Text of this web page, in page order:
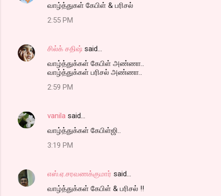
வாழ்த்துகள் கேபிள் & பரிசல்
2:55 PM
சில்க் சதிஷ் said…
வாழ்த்துக்கள் கேபிள் அண்ணா..
வாழ்த்துக்கள் பரிசல் அண்ணா..
2:59 PM
vanila said…
வாழ்த்துக்கள் கேபிள்ஜி..
3:19 PM
எஸ்.ஏ.சரவணக்குமார் said…
வாழ்த்துக்கள் கேபிள் & பரிசல் !!